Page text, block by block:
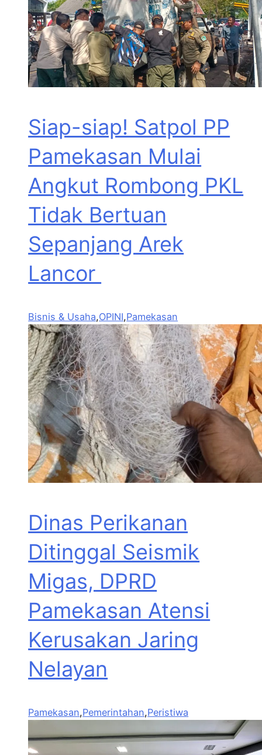
Siap-siap! Satpol PP
Pamekasan Mulai
Angkut Rombong PKL
Tidak Bertuan
Sepanjang Arek
Lancor
Bisnis & Usaha,OPINI,Pamekasan
Dinas Perikanan
Ditinggal Seismik
Migas, DPRD
Pamekasan Atensi
Kerusakan Jaring
Nelayan
Pamekasan,Pemerintahan,Peristiwa